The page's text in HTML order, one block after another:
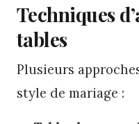
Techniques
tables
Plusieurs
style de mariage :